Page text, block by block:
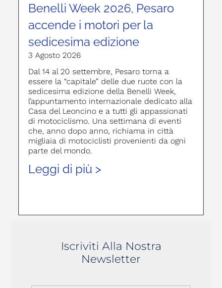
Benelli Week 2026, Pesaro
accende i motori per la
sedicesima edizione
3 Agosto 2026
Dal 14 al 20 settembre, Pesaro torna a
essere la “capitale” delle due ruote con la
sedicesima edizione della Benelli Week,
l’appuntamento internazionale dedicato alla
Casa del Leoncino e a tutti gli appassionati
di motociclismo. Una settimana di eventi
che, anno dopo anno, richiama in città
migliaia di motociclisti provenienti da ogni
parte del mondo.
Leggi di più >
Iscriviti Alla Nostra
Newsletter